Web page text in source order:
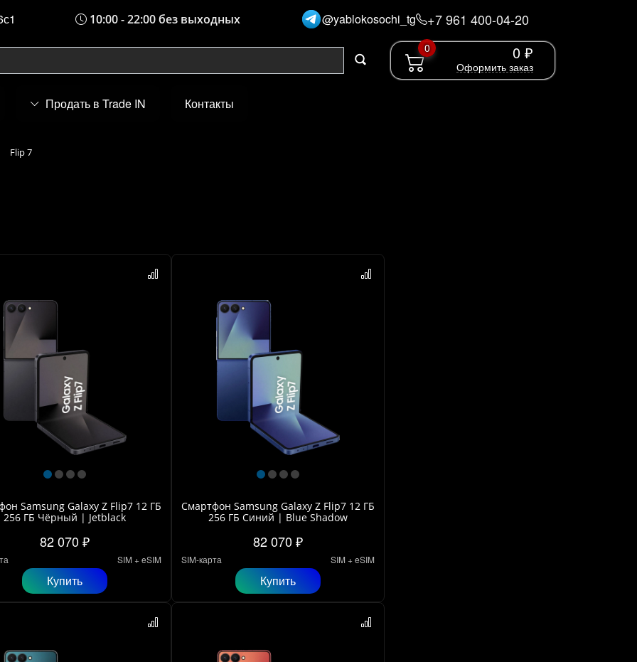
10:00 - 22:00 без выходных @yablokosochi_tg +7 961 400-04-20
0 0 ₽
Оформить заказ
Продать в Trade IN Контакты
Flip 7
Samsung Galaxy Z Flip7 12 ГБ
256 ГБ Чёрный | Jetblack
82 070 ₽
SIM + eSIM
Купить
Смартфон Samsung Galaxy Z Flip7 12 ГБ
256 ГБ Синий | Blue Shadow
82 070 ₽
SIM-карта SIM + eSIM
Купить